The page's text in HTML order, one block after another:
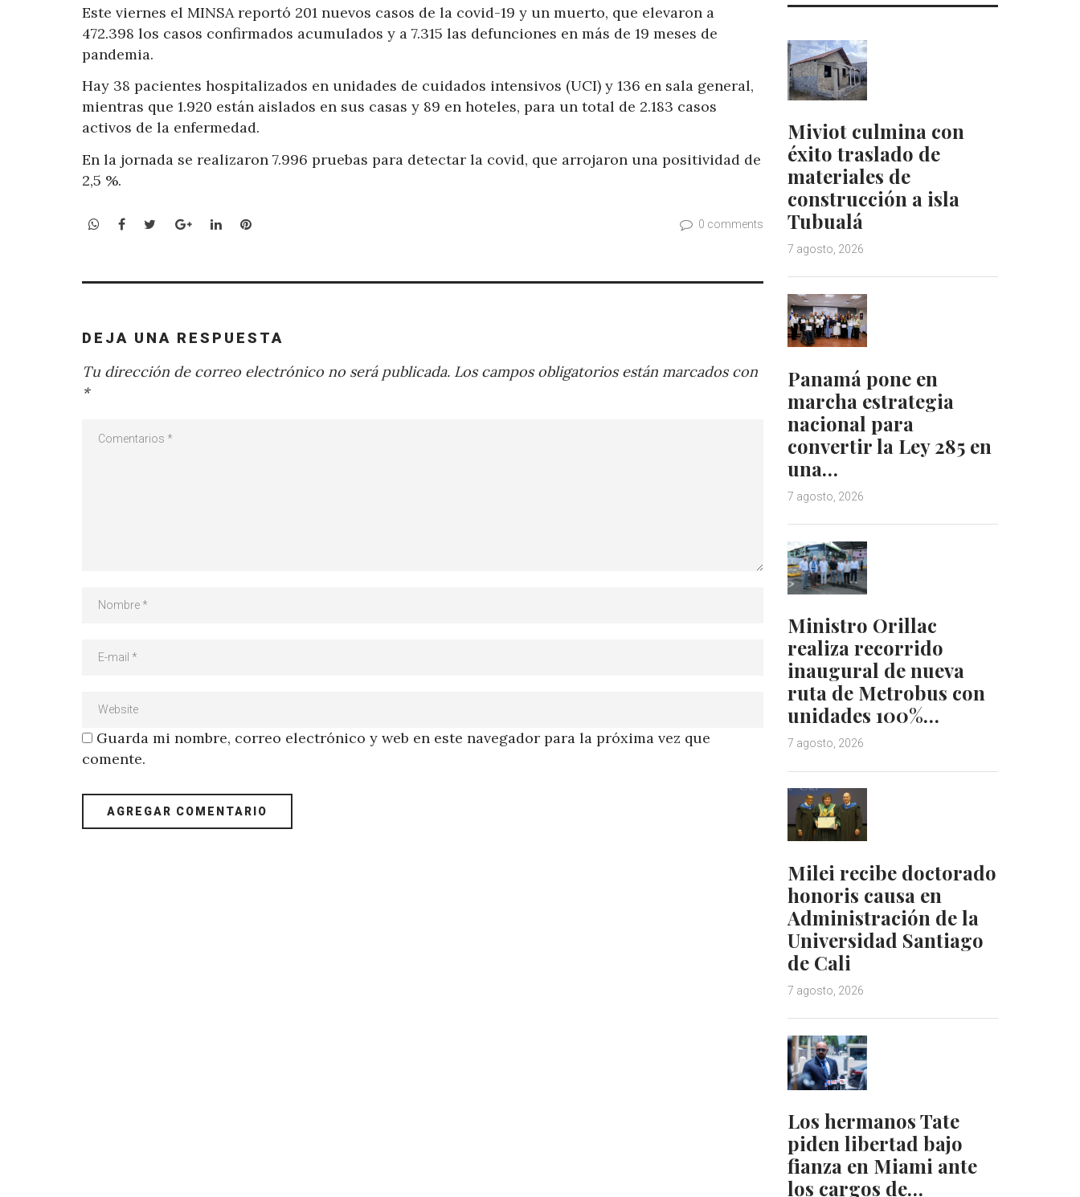
Este viernes el MINSA reportó 201 nuevos casos de la covid-19 y un muerto, que elevaron a
472.398 los casos confirmados acumulados y a 7.315 las defunciones en más de 19 meses de
pandemia.
Hay 38 pacientes hospitalizados en unidades de cuidados intensivos (UCI) y 136 en sala general,
mientras que 1.920 están aislados en sus casas y 89 en hoteles, para un total de 2.183 casos
activos de la enfermedad.
En la jornada se realizaron 7.996 pruebas para detectar la covid, que arrojaron una positividad de
2,5 %.
WhatsApp
Facebook
TwitterGoogle+LinkedInPinterest 0 comments
DEJA UNA RESPUESTA
Tu dirección de correo electrónico no será publicada. Los campos obligatorios están marcados con
*
Guarda mi nombre, correo electrónico y web en este navegador para la próxima vez que
comente.
Miviot culmina con
éxito traslado de
materiales de
construcción a isla
Tubualá
7 agosto, 2026
Panamá pone en
marcha estrategia
nacional para
convertir la Ley 285 en
una…
7 agosto, 2026
Ministro Orillac
realiza recorrido
inaugural de nueva
ruta de Metrobus con
unidades 100%…
7 agosto, 2026
Milei recibe doctorado
honoris causa en
Administración de la
Universidad Santiago
de Cali
7 agosto, 2026
Los hermanos Tate
piden libertad bajo
fianza en Miami ante
los cargos de…